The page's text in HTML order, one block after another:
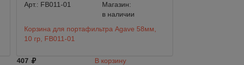
Арт.: FB011-01
Магазин:
в наличии
Корзина для портафильтра Agave 58мм,
10 гр, FB011-01
407
В корзину